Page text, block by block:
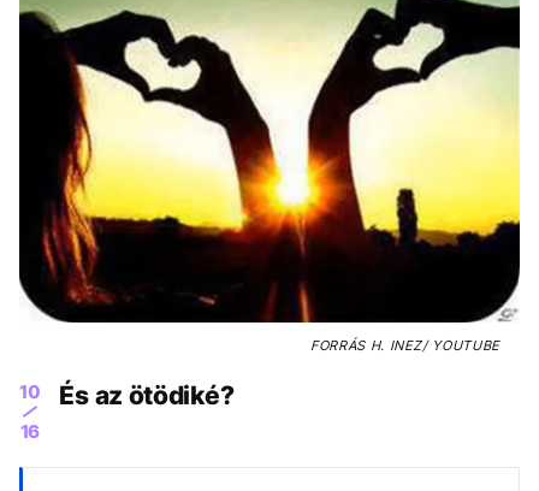
FORRÁSH. INEZ/ YOUTUBE
10
16
És az ötödiké?